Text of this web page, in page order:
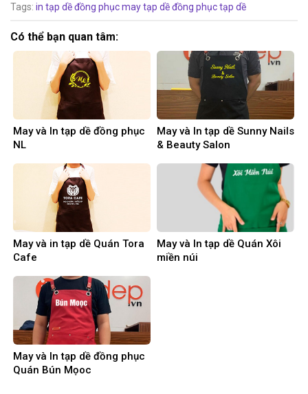
Tags: in tạp dề đồng phụcmay tạp dề đồng phụctạp dề
Có thể bạn quan tâm:
May và In tạp dề đồng phục
NL
May và In tạp dề Sunny Nails
& Beauty Salon
May và in tạp dề Quán Tora
Cafe
May và In tạp dề Quán Xôi
miền núi
May và In tạp dề đồng phục
Quán Bún Mọoc